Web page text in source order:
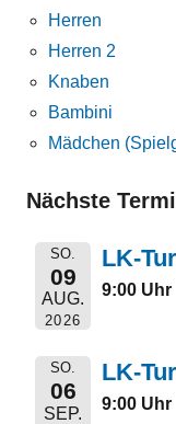
Herren
Herren 2
Knaben
Bambini
Mädchen
Nächste
SO.
09
AUG.
2026
LK-
9:00 Uhr
SO.
06
SEP.
LK-
9:00 Uhr